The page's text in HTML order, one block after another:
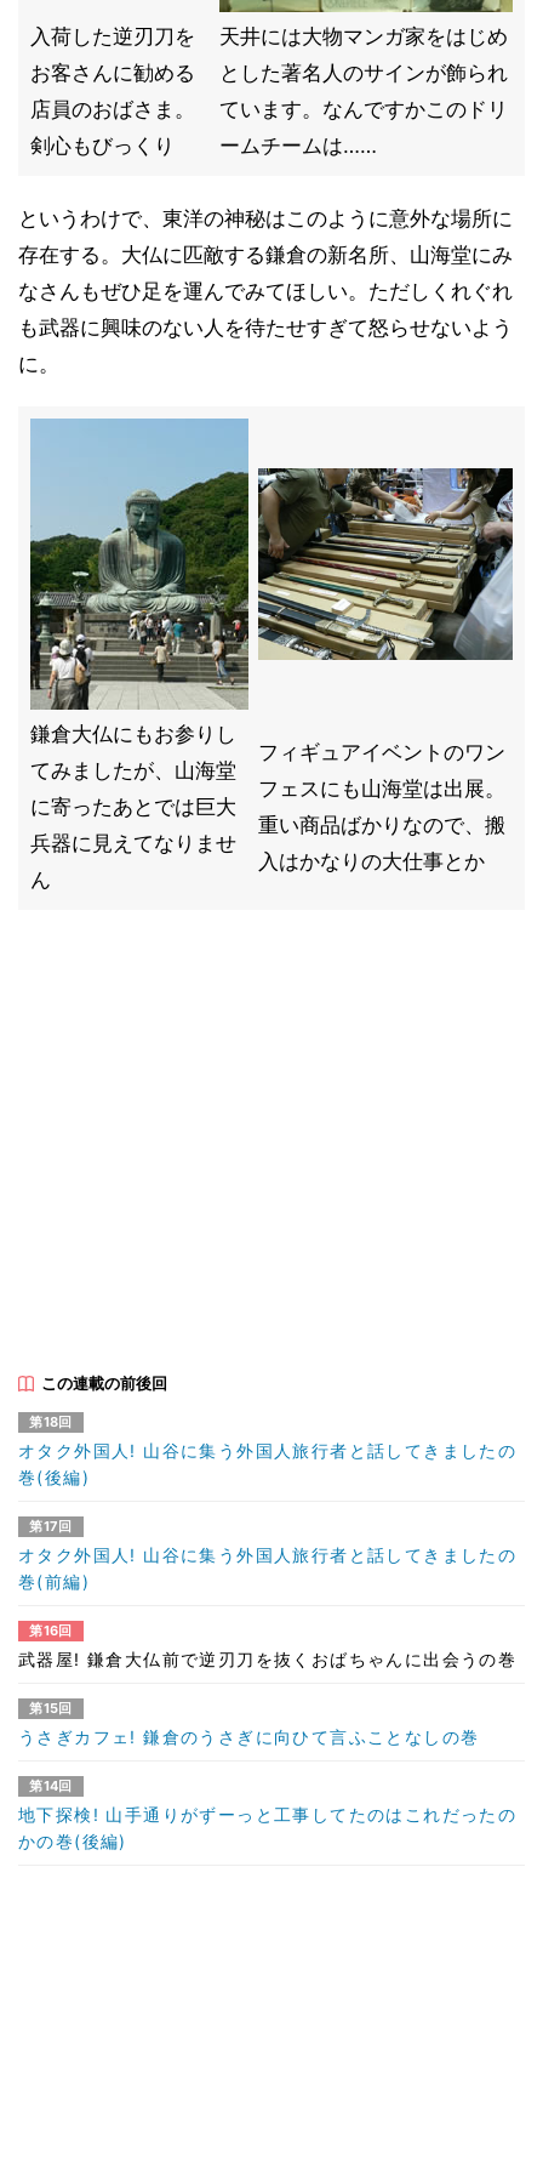
入荷した逆刃刀を
お客さんに勧める
店員のおばさま。
剣心もびっくり
天井には大物マンガ家をはじめ
とした著名人のサインが飾られ
ています。なんですかこのドリ
ームチームは……
というわけで、東洋の神秘はこのように意外な場所に
存在する。大仏に匹敵する鎌倉の新名所、山海堂にみ
なさんもぜひ足を運んでみてほしい。ただしくれぐれ
も武器に興味のない人を待たせすぎて怒らせないよう
に。
鎌倉大仏にもお参りし
てみましたが、山海堂
に寄ったあとでは巨大
兵器に見えてなりませ
ん
フィギュアイベントのワン
フェスにも山海堂は出展。
重い商品ばかりなので、搬
入はかなりの大仕事とか
この連載の前後回
第18回
オタク外国人! 山谷に集う外国人旅行者と話してきましたの
巻(後編)
第17回
オタク外国人! 山谷に集う外国人旅行者と話してきましたの
巻(前編)
第16回
武器屋! 鎌倉大仏前で逆刃刀を抜くおばちゃんに出会うの巻
第15回
うさぎカフェ! 鎌倉のうさぎに向ひて言ふことなしの巻
第14回
地下探検! 山手通りがずーっと工事してたのはこれだったの
かの巻(後編)